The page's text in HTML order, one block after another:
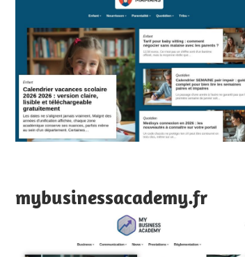
mybusinessacademy.fr